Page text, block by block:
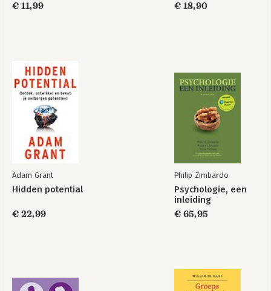
Mentale kracht
Bekijk alle boeken
€ 11,99 € 18,90
Adam Grant
Hidden potential
€ 22,99
Philip Zimbardo
Psychologie, een
inleiding
€ 65,95